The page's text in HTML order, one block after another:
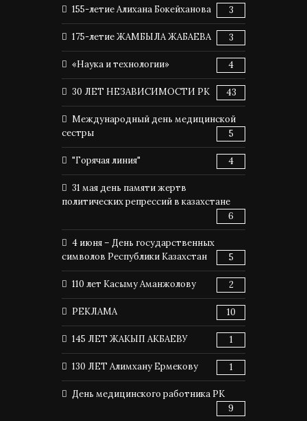
155-летие Алихана Бокейханова 3
175-летие ЖАМБЫЛА ЖАБАЕВА 3
«Наука и технологии» 4
30 ЛЕТ НЕЗАВИСИМОСТИ РК 43
Международный день медицинской
сестры
5
"Горячая линия" 4
31 мая день памяти жертв
политических репрессий в казахстане
6
4 июня – День государственных
символов Республики Казахстан
5
110 лет Касыму Аманжолову 2
РЕКЛАМА 10
145 ЛЕТ ЖАКЫП АКБАЕВУ 1
130 ЛЕТ Алимхану Ермекову 1
День медицинского работника РК
9